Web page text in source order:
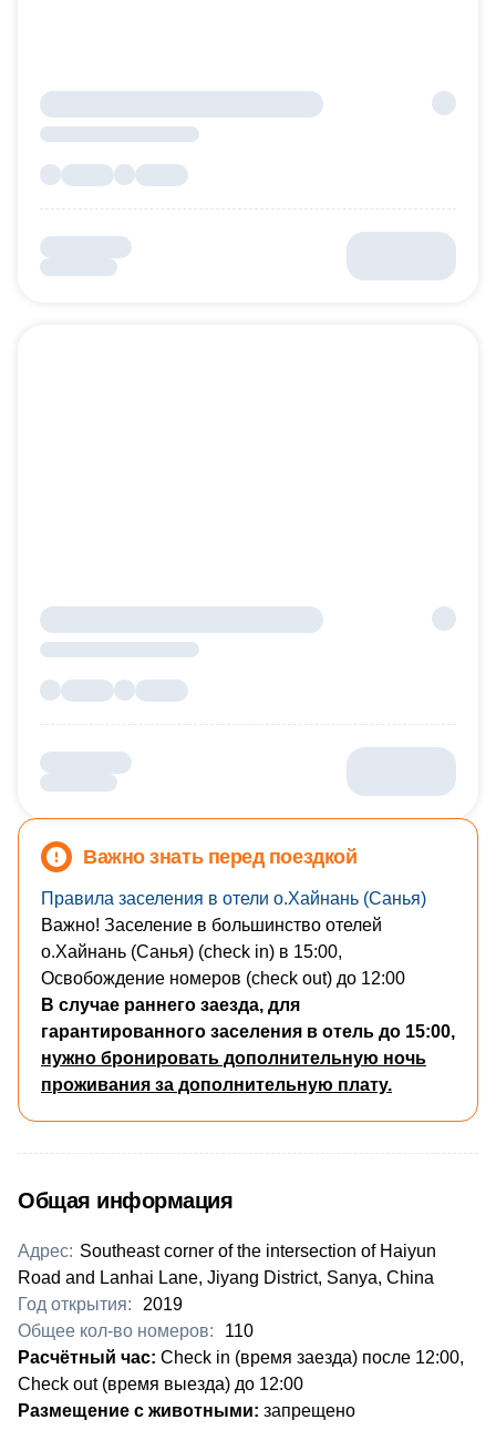
Важно знать перед поездкой
Правила заселения в отели о.Хайнань (Санья)
Важно! Заселение в большинство отелей
о.Хайнань (Санья) (check in) в 15:00,
Освобождение номеров (check out) до 12:00
В случае раннего заезда, для
гарантированного заселения в отель до 15:00,
нужно бронировать дополнительную ночь
проживания за дополнительную плату.
Общая информация
Адрес: Southeast corner of the intersection of Haiyun
Road and Lanhai Lane, Jiyang District, Sanya, China
Год открытия:
2019
Общее кол-во номеров:
110
​Расчётный час: Check in (время заезда) после 12:00,
Check out (время выезда) до 12:00
Размещение с животными: запрещено